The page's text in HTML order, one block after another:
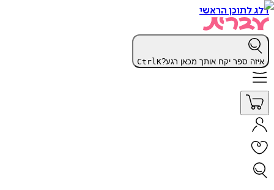
דלג לתוכן הראשי
איזה ספר יקח אותך מכאן רגע? CtrlK